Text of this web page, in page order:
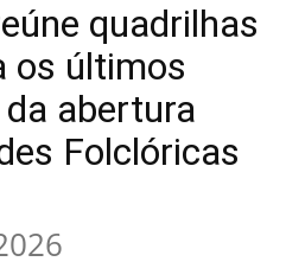
quadrilhas
os últimos
abertura
Folclóricas